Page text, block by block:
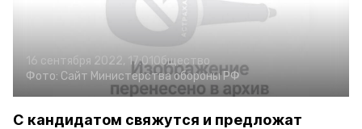
16 сентября 2022, 17:01 Общество
Фото: Сайт Министерства обороны РФ
С кандидатом свяжутся и предложат